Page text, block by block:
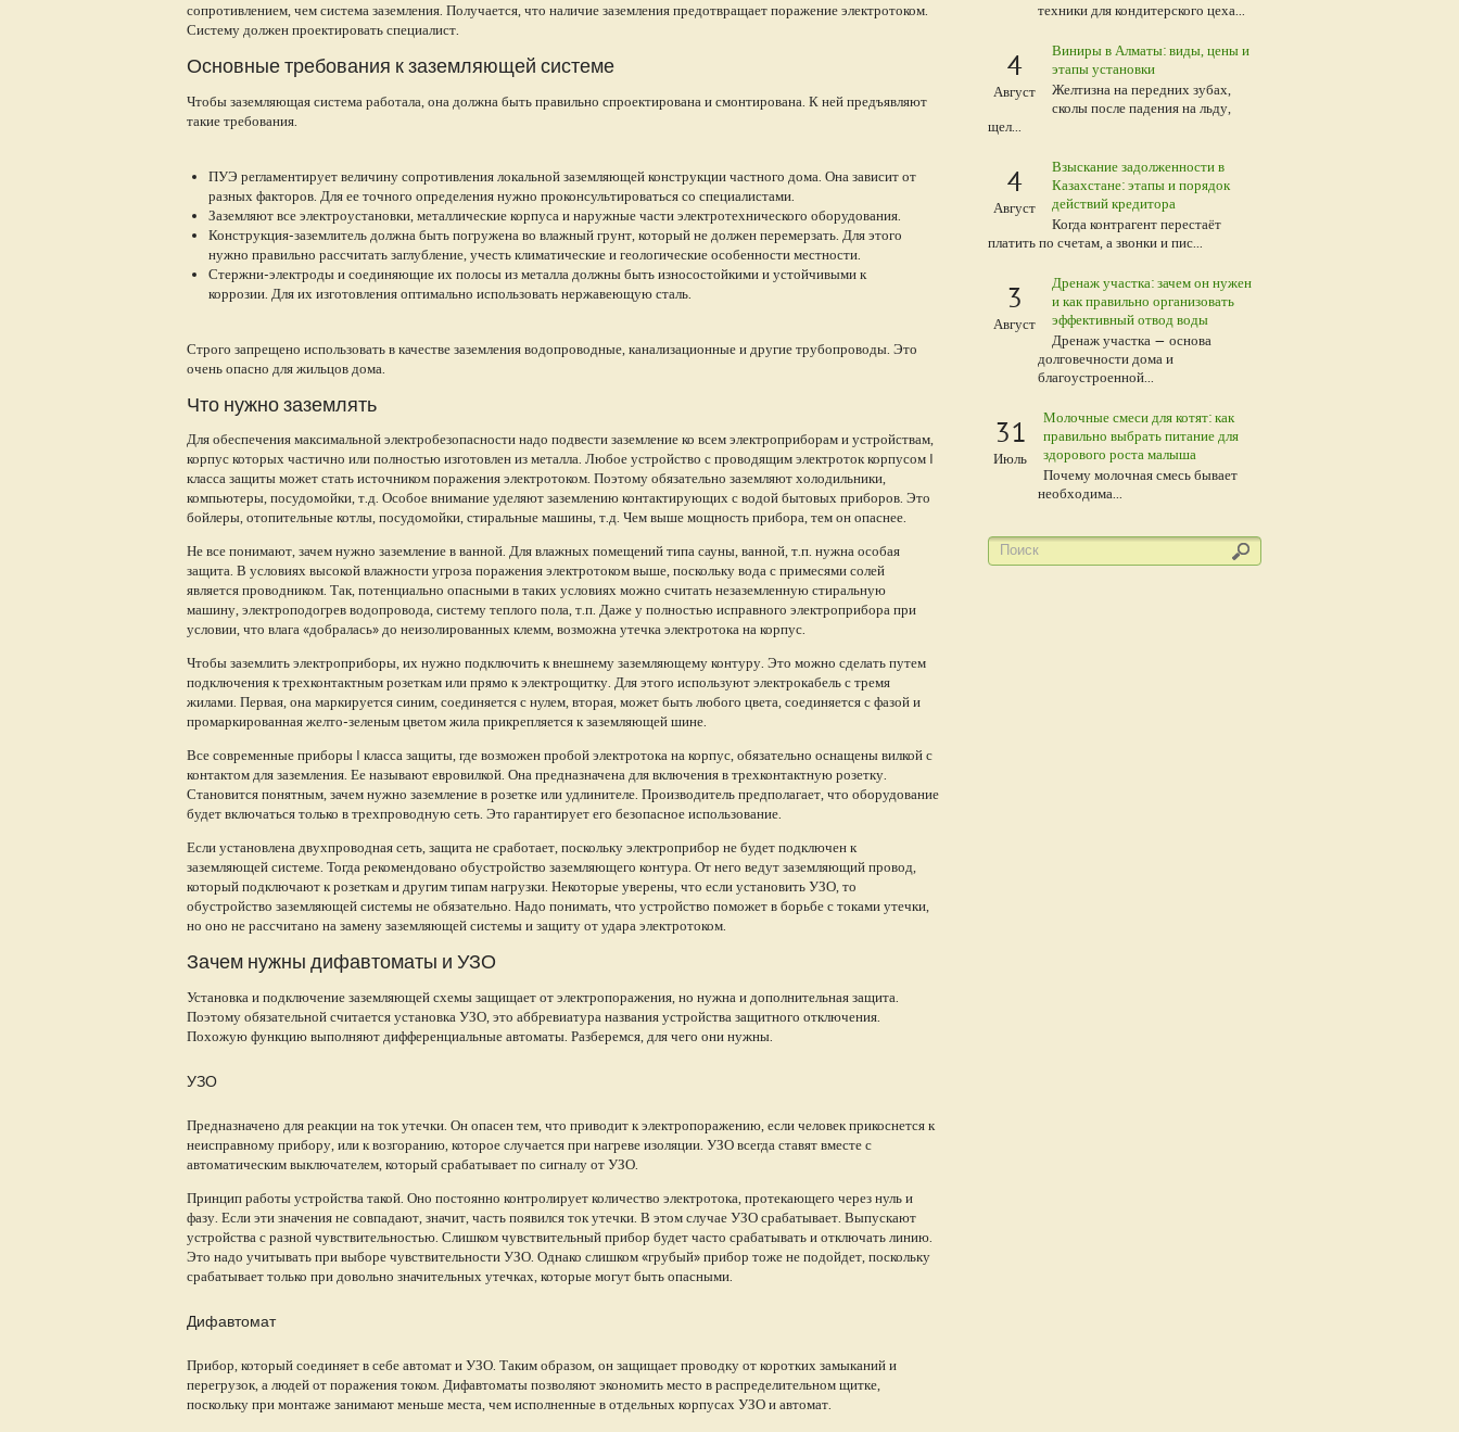
техники для кондитерского цеха...
4
Август
Виниры в Алматы: виды, цены и
этапы установки
Желтизна на передних зубах,
сколы после падения на льду,
щел...
4
Август
Взыскание задолженности в
Казахстане: этапы и порядок
действий кредитора
Когда контрагент перестаёт
платить по счетам, а звонки и пис...
3
Август
Дренаж участка: зачем он нужен
и как правильно организовать
эффективный отвод воды
Дренаж участка — основа
долговечности дома и
благоустроенной...
31
Июль
Молочные смеси для котят: как
правильно выбрать питание для
здорового роста малыша
Почему молочная смесь бывает
необходима...
сопротивлением, чем система заземления. Получается, что наличие заземления предотвращает поражение электротоком.
Систему должен проектировать специалист.
Основные требования к заземляющей системе
Чтобы заземляющая система работала, она должна быть правильно спроектирована и смонтирована. К ней предъявляют
такие требования.
ПУЭ регламентирует величину сопротивления локальной заземляющей конструкции частного дома. Она зависит от
разных факторов. Для ее точного определения нужно проконсультироваться со специалистами.
Заземляют все электроустановки, металлические корпуса и наружные части электротехнического оборудования.
Конструкция-заземлитель должна быть погружена во влажный грунт, который не должен перемерзать. Для этого
нужно правильно рассчитать заглубление, учесть климатические и геологические особенности местности.
Стержни-электроды и соединяющие их полосы из металла должны быть износостойкими и устойчивыми к
коррозии. Для их изготовления оптимально использовать нержавеющую сталь.
Строго запрещено использовать в качестве заземления водопроводные, канализационные и другие трубопроводы. Это
очень опасно для жильцов дома.
Что нужно заземлять
Для обеспечения максимальной электробезопасности надо подвести заземление ко всем электроприборам и устройствам,
корпус которых частично или полностью изготовлен из металла. Любое устройство с проводящим электроток корпусом I
класса защиты может стать источником поражения электротоком. Поэтому обязательно заземляют холодильники,
компьютеры, посудомойки, т.д. Особое внимание уделяют заземлению контактирующих с водой бытовых приборов. Это
бойлеры, отопительные котлы, посудомойки, стиральные машины, т.д. Чем выше мощность прибора, тем он опаснее.
Не все понимают, зачем нужно заземление в ванной. Для влажных помещений типа сауны, ванной, т.п. нужна особая
защита. В условиях высокой влажности угроза поражения электротоком выше, поскольку вода с примесями солей
является проводником. Так, потенциально опасными в таких условиях можно считать незаземленную стиральную
машину, электроподогрев водопровода, систему теплого пола, т.п. Даже у полностью исправного электроприбора при
условии, что влага «добралась» до неизолированных клемм, возможна утечка электротока на корпус.
Чтобы заземлить электроприборы, их нужно подключить к внешнему заземляющему контуру. Это можно сделать путем
подключения к трехконтактным розеткам или прямо к электрощитку. Для этого используют электрокабель с тремя
жилами. Первая, она маркируется синим, соединяется с нулем, вторая, может быть любого цвета, соединяется с фазой и
промаркированная желто-зеленым цветом жила прикрепляется к заземляющей шине.
Все современные приборы I класса защиты, где возможен пробой электротока на корпус, обязательно оснащены вилкой с
контактом для заземления. Ее называют евровилкой. Она предназначена для включения в трехконтактную розетку.
Становится понятным, зачем нужно заземление в розетке или удлинителе. Производитель предполагает, что оборудование
будет включаться только в трехпроводную сеть. Это гарантирует его безопасное использование.
Если установлена двухпроводная сеть, защита не сработает, поскольку электроприбор не будет подключен к
заземляющей системе. Тогда рекомендовано обустройство заземляющего контура. От него ведут заземляющий провод,
который подключают к розеткам и другим типам нагрузки. Некоторые уверены, что если установить УЗО, то
обустройство заземляющей системы не обязательно. Надо понимать, что устройство поможет в борьбе с токами утечки,
но оно не рассчитано на замену заземляющей системы и защиту от удара электротоком.
Зачем нужны дифавтоматы и УЗО
Установка и подключение заземляющей схемы защищает от электропоражения, но нужна и дополнительная защита.
Поэтому обязательной считается установка УЗО, это аббревиатура названия устройства защитного отключения.
Похожую функцию выполняют дифференциальные автоматы. Разберемся, для чего они нужны.
УЗО
Предназначено для реакции на ток утечки. Он опасен тем, что приводит к электропоражению, если человек прикоснется к
неисправному прибору, или к возгоранию, которое случается при нагреве изоляции. УЗО всегда ставят вместе с
автоматическим выключателем, который срабатывает по сигналу от УЗО.
Принцип работы устройства такой. Оно постоянно контролирует количество электротока, протекающего через нуль и
фазу. Если эти значения не совпадают, значит, часть появился ток утечки. В этом случае УЗО срабатывает. Выпускают
устройства с разной чувствительностью. Слишком чувствительный прибор будет часто срабатывать и отключать линию.
Это надо учитывать при выборе чувствительности УЗО. Однако слишком «грубый» прибор тоже не подойдет, поскольку
срабатывает только при довольно значительных утечках, которые могут быть опасными.
Дифавтомат
Прибор, который соединяет в себе автомат и УЗО. Таким образом, он защищает проводку от коротких замыканий и
перегрузок, а людей от поражения током. Дифавтоматы позволяют экономить место в распределительном щитке,
поскольку при монтаже занимают меньше места, чем исполненные в отдельных корпусах УЗО и автомат.